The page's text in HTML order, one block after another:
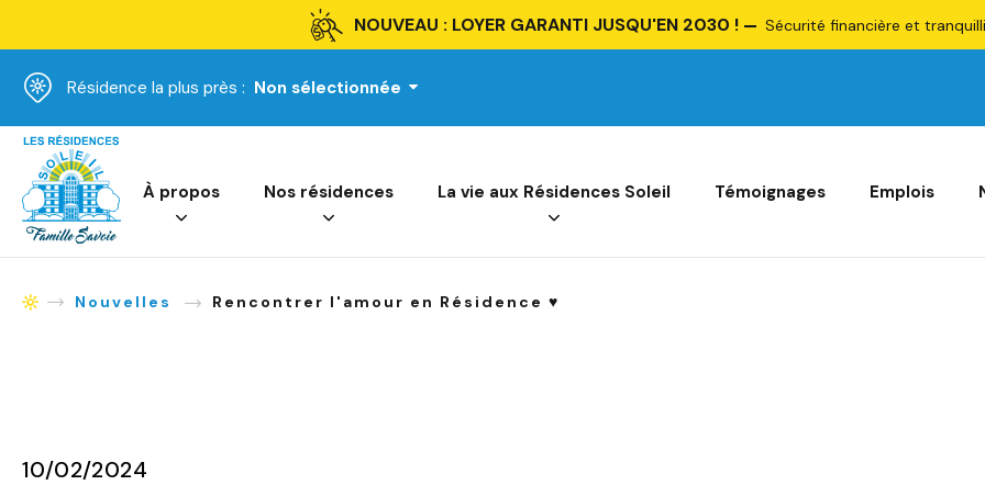
NOUVEAU : LOYER GARANTI JUSQU'EN 2030 ! Sécurité financière et
Résidence la plus près : Non sélectionnée
Accueil
À propos Nos résidences La vie aux Résidences Soleil Témoignages Emplois
AccueilNouvelles Rencontrer l'amour en Résidence ♥︎
10/02/2024